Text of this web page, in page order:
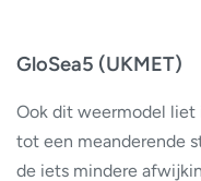
GloSea5 (UKMET)
Ook dit weermodel
tot een meanderende
de iets mindere